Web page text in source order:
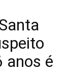
anos é